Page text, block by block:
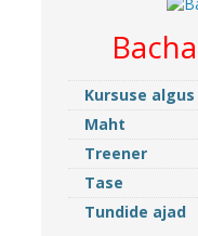
Kursuse algus
Maht
Treener
Tase
Tundide ajad